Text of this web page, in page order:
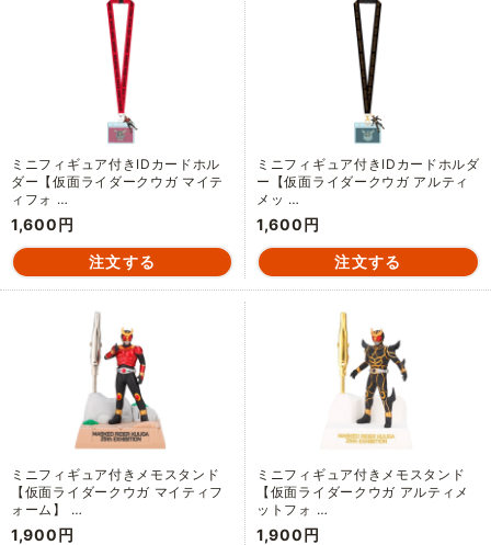
ミニフィギュア付きIDカードホル
ダー【仮面ライダークウガ マイテ
ィフォ …
1,600円
ミニフィギュア付きIDカードホルダ
ー【仮面ライダークウガ アルティ
メッ …
1,600円
ミニフィギュア付きメモスタンド
【仮面ライダークウガ マイティフ
ォーム】 …
1,900円
ミニフィギュア付きメモスタンド
【仮面ライダークウガ アルティメ
ットフォ …
1,900円